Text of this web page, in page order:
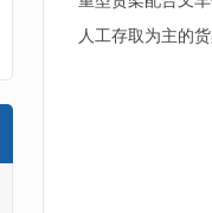
人工存取为主的